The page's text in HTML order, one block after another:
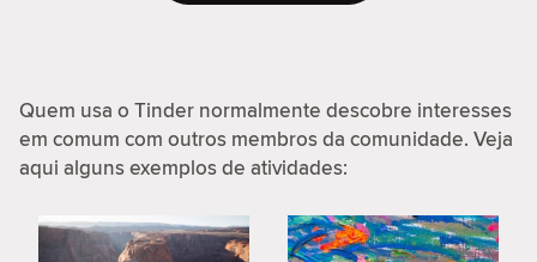
Quem usa o Tinder normalmente descobre interesses
em comum com outros membros da comunidade. Veja
aqui alguns exemplos de atividades: